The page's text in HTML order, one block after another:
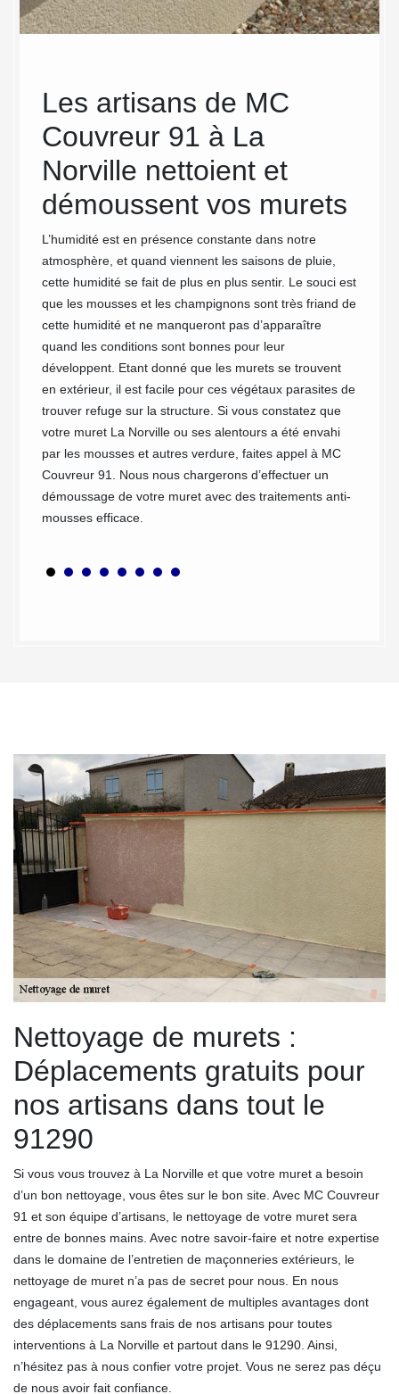
Les artisans de MC
Couvreur 91 à La
Norville nettoient et
démoussent vos murets
L’humidité est en présence constante dans notre
atmosphère, et quand viennent les saisons de pluie,
cette humidité se fait de plus en plus sentir. Le souci est
que les mousses et les champignons sont très friand de
cette humidité et ne manqueront pas d’apparaître
quand les conditions sont bonnes pour leur
développent. Etant donné que les murets se trouvent
en extérieur, il est facile pour ces végétaux parasites de
trouver refuge sur la structure. Si vous constatez que
votre muret La Norville ou ses alentours a été envahi
par les mousses et autres verdure, faites appel à MC
Couvreur 91. Nous nous chargerons d’effectuer un
démoussage de votre muret avec des traitements anti-
mousses efficace.
Nettoyage de murets :
Déplacements gratuits pour
nos artisans dans tout le
91290
Si vous vous trouvez à La Norville et que votre muret a besoin
d’un bon nettoyage, vous êtes sur le bon site. Avec MC Couvreur
91 et son équipe d’artisans, le nettoyage de votre muret sera
entre de bonnes mains. Avec notre savoir-faire et notre expertise
dans le domaine de l’entretien de maçonneries extérieurs, le
nettoyage de muret n’a pas de secret pour nous. En nous
engageant, vous aurez également de multiples avantages dont
des déplacements sans frais de nos artisans pour toutes
interventions à La Norville et partout dans le 91290. Ainsi,
n’hésitez pas à nous confier votre projet. Vous ne serez pas déçu
de nous avoir fait confiance.